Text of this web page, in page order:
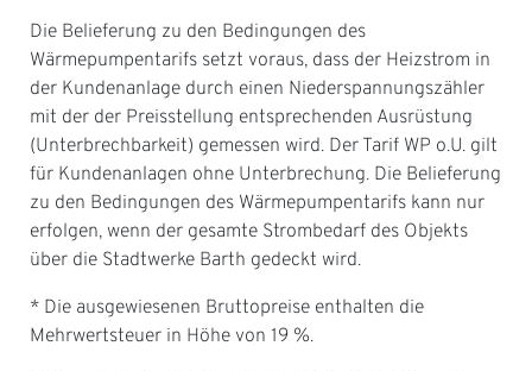
Die Belieferung zu den Bedingungen des
Wärmepumpentarifs setzt voraus, dass der Heizstrom in
der Kundenanlage durch einen Niederspannungszähler
mit der der Preisstellung entsprechenden Ausrüstung
(Unterbrechbarkeit) gemessen wird. Der Tarif WP o.U. gilt
für Kundenanlagen ohne Unterbrechung. Die Belieferung
zu den Bedingungen des Wärmepumpentarifs kann nur
erfolgen, wenn der gesamte Strombedarf des Objekts
über die Stadtwerke Barth gedeckt wird.
* Die ausgewiesenen Bruttopreise enthalten die
Mehrwertsteuer in Höhe von 19 %.